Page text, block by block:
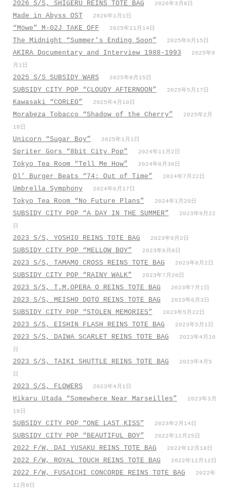
2026 S/S, SHIGERU REINS TOTE BAG 2026年3月8日
Made in Abyss OST 2026年1月1日
“Möwe” M-02J TAKE OFF 2025年11月14日
The Midnight “Summer’s Ending Soon” 2025年9月15日
AKIRA Documentary and Interview 1988-1993
2025年9
月1日
2025 S/S SUBSIDY WARS 2025年8月15日
SUBSIDY CITY POP “CLOUDY AFTERNOON” 2025年5月17日
Kawasaki “CORLEO” 2025年4月10日
Morabeza Tobacco “Shadow of the Cherry”
2025年2月
18日
Unicorn “Sugar Boy” 2025年1月1日
Spriter Gors “8bit City Pop” 2024年11月2日
Tokyo Tea Room “Tell Me How” 2024年8月30日
Ol’ Burger Beats “74: Out of Time” 2024年7月22日
Umbrella Symphony 2024年6月17日
Tokyo Tea Room “No Future Plans” 2024年1月20日
SUBSIDY CITY POP “A DAY IN THE SUMMER”
2023年9月22
日
2023 S/S, YOSHIO REINS TOTE BAG 2023年9月2日
SUBSIDY CITY POP “MELLOW BOY” 2023年8月8日
2023 S/S, TAMAMO CROSS REINS TOTE BAG 2023年8月2日
SUBSIDY CITY POP “RAINY WALK” 2023年7月20日
2023 S/S, T.M.OPERA O REINS TOTE BAG 2023年7月1日
2023 S/S, MEISHO DOTO REINS TOTE BAG 2023年6月3日
SUBSIDY CITY POP “STOLEN MEMORIES” 2023年5月22日
2023 S/S, EISHIN FLASH REINS TOTE BAG 2023年5月1日
2023 S/S, DAIWA SCARLET REINS TOTE BAG
2023年4月10
日
2023 S/S, TAIKI SHUTTLE REINS TOTE BAG
2023年4月5
日
2023 S/S, FLOWERS 2023年4月1日
Hikaru Utada “Somewhere Near Marseilles”
2023年3月
18日
SUBSIDY CITY POP “ONE LAST KISS” 2023年2月14日
SUBSIDY CITY POP “BEAUTIFUL BOY” 2022年12月25日
2022 F/W, DAI YUSAKU REINS TOTE BAG 2022年12月18日
2022 F/W, ROYAL TOUCH REINS TOTE BAG 2022年12月12日
2022 F/W, FUSAICHI CONCORDE REINS TOTE BAG
2022年
12月9日